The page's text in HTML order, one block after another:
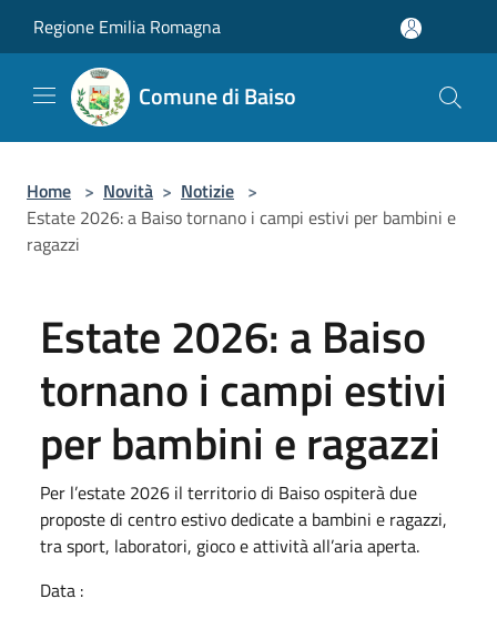
Regione Emilia Romagna
Comune di Baiso
Home > Novità > Notizie >
Estate 2026: a Baiso tornano i campi estivi per bambini e
ragazzi
Estate 2026: a Baiso
tornano i campi estivi
per bambini e ragazzi
Per l’estate 2026 il territorio di Baiso ospiterà due
proposte di centro estivo dedicate a bambini e ragazzi,
tra sport, laboratori, gioco e attività all’aria aperta.
Data :